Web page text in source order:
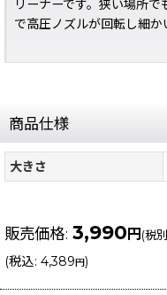
リーナーです。狭い場所
で高圧ノズルが回転し細か
商品仕様
大きさ
販売価格: 3,990 円 (税
(税込: 4,389円)